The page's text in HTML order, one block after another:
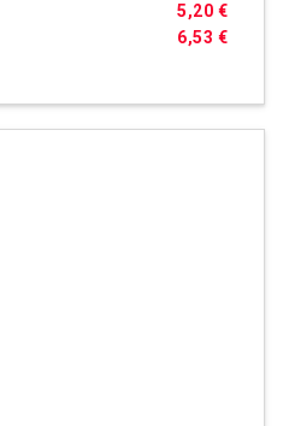
6,53 €
5,20 €